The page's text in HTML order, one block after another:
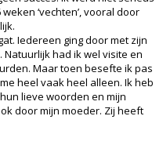
‘vechten’, vooral door
Iedereen ging door met zijn
had ik wel visite en
Maar toen besefte ik pas
heel vaak heel alleen. Ik heb
lieve woorden en mijn
door mijn moeder. Zij heeft